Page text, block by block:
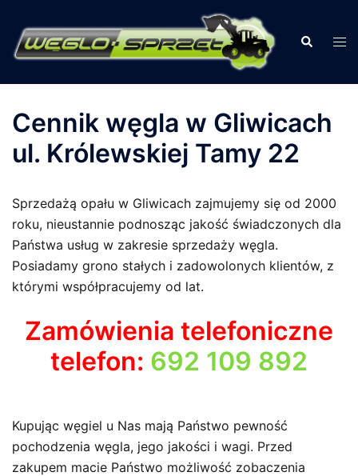
treści
Szukaj
Cennik węgla w Gliwicach
ul. Królewskiej Tamy 22
Sprzedażą opału w Gliwicach zajmujemy się od 2000
roku, nieustannie podnosząc jakość świadczonych dla
Państwa usług w zakresie sprzedaży węgla.
Posiadamy grono stałych i zadowolonych klientów, z
którymi współpracujemy od lat.
Zamówienia telefoniczne
telefon: 692 109 892
Kupując węgiel u Nas mają Państwo pewność
pochodzenia węgla, jego jakości i wagi. Przed
zakupem macie Państwo możliwość zobaczenia